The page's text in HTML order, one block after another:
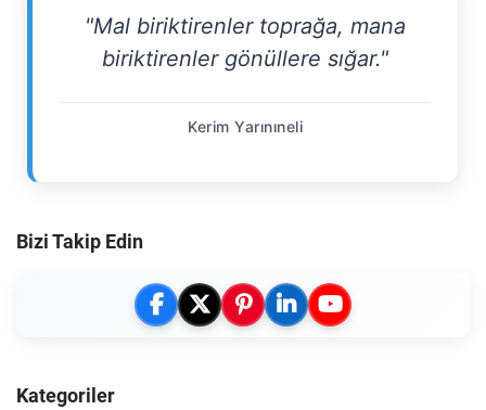
"Mal biriktirenler toprağa, mana
biriktirenler gönüllere sığar."
Kerim Yarınıneli
Bizi Takip Edin
Kategoriler